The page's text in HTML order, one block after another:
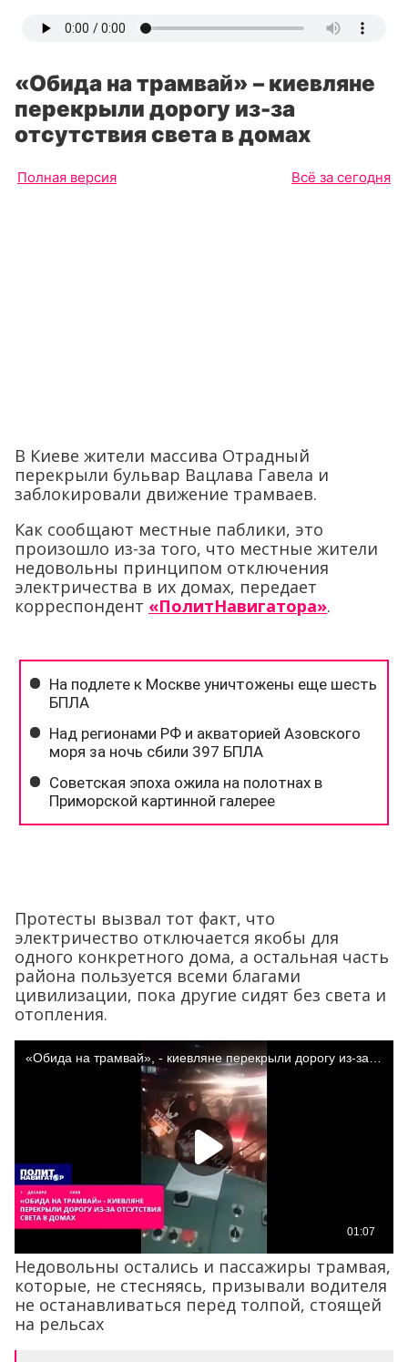
«Обида на трамвай» – киевляне
перекрыли дорогу из-за
отсутствия света в домах
Полная версия Всё за сегодня
В Киеве жители массива Отрадный
перекрыли бульвар Вацлава Гавела и
заблокировали движение трамваев.
Как сообщают местные паблики, это
произошло из-за того, что местные жители
недовольны принципом отключения
электричества в их домах, передает
корреспондент «ПолитНавигатора».
Протесты вызвал тот факт, что
электричество отключается якобы для
одного конкретного дома, а остальная часть
района пользуется всеми благами
цивилизации, пока другие сидят без света и
отопления.
Недовольны остались и пассажиры трамвая,
которые, не стесняясь, призывали водителя
не останавливаться перед толпой, стоящей
на рельсах